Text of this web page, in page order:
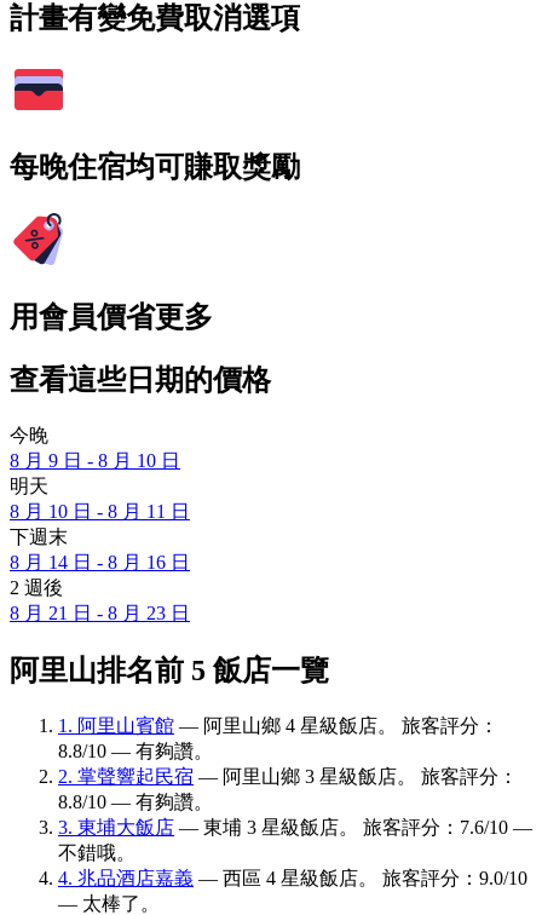
計畫有變免費取消選項
每晚住宿均可賺取獎勵
用會員價省更多
查看這些日期的價格
今晚
8 月 9 日 - 8 月 10 日
明天
8 月 10 日 - 8 月 11 日
下週末
8 月 14 日 - 8 月 16 日
2 週後
8 月 21 日 - 8 月 23 日
阿里山排名前 5 飯店一覽
1. 阿里山賓館 — 阿里山鄉 4 星級飯店。 旅客評分：
8.8/10 — 有夠讚。
2. 掌聲響起民宿 — 阿里山鄉 3 星級飯店。 旅客評分：
8.8/10 — 有夠讚。
3. 東埔大飯店 — 東埔 3 星級飯店。 旅客評分：7.6/10 —
不錯哦。
4. 兆品酒店嘉義 — 西區 4 星級飯店。 旅客評分：9.0/10
— 太棒了。